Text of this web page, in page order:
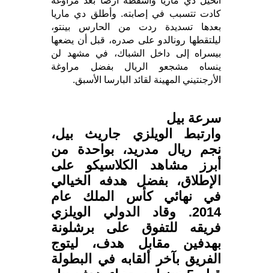
كادت تتسبب في إصابته. وأطلق دي ماريا
بعدها تسديدة ردت من الحارس بينتو،
ليلتقطها رونالدو على صدره، قبل أن يضعها
بيسراه إلى داخل الشباك، في مشهد لن
ينساه مشجعو الريال بفضل مراوغة
الأرجنتيني المهينة لقائد البارسا الأسبق.
سرعة بيل
وارتبط الويلزي جاريث بيل،
نجم ريال مدريد، بواحدة من
أبرز مشاهد الكلاسيكو على
الإطلاق، بفضل هدفه الخيالي
في نهائي كأس الملك عام
2014. وقاد الدولي الويلزي
فريقه للتفوق على برشلونة
بهدفين مقابل هدف، ليتوج
الفريق بآخر ألقابه في البطولة